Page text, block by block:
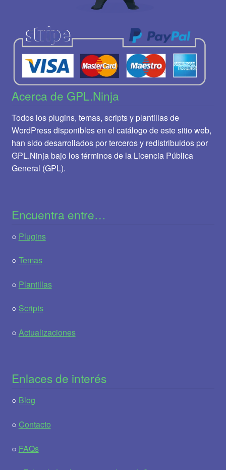
Acerca de GPL.Ninja
Todos los plugins, temas, scripts y plantillas de
WordPress disponibles en el catálogo de este sitio web,
han sido desarrollados por terceros y redistribuidos por
GPL.Ninja bajo los términos de la Licencia Pública
General (GPL).
Encuentra entre…
○ Plugins
○ Temas
○ Plantillas
○ Scripts
○ Actualizaciones
Enlaces de interés
○ Blog
○ Contacto
○ FAQs